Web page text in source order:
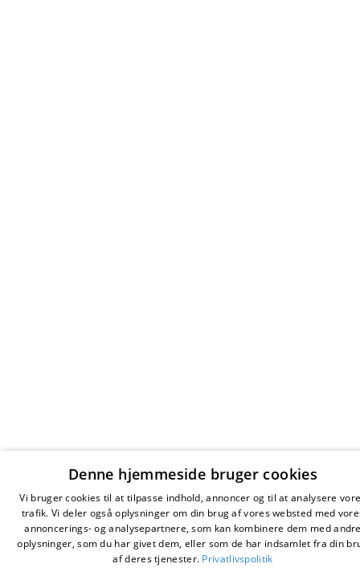
Denne hjemmeside bruger cookies
Vi bruger cookies til at tilpasse indhold, annoncer og til at analysere
trafik. Vi deler også oplysninger om din brug af vores websted med
annoncerings- og analysepartnere, som kan kombinere dem med
oplysninger, som du har givet dem, eller som de har indsamlet fra din
af deres tjenester. Privatlivspolitik